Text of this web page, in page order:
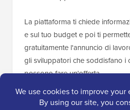
La piattaforma ti chiede
e sul tuo budget e poi ti
gratuitamente l'annuncio di
gli sviluppatori che soddisfano i
possono fare un'offerta.
Oltre agli sviluppatori, su